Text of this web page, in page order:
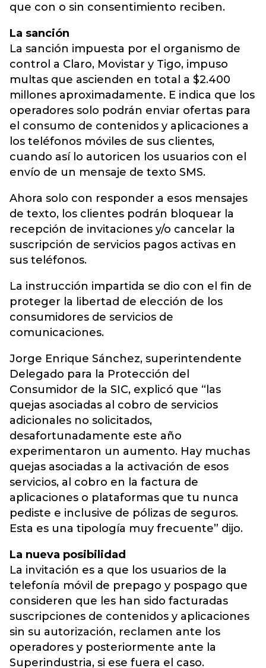
que con o sin consentimiento reciben.
La sanción
La sanción impuesta por el organismo de
control a Claro, Movistar y Tigo, impuso
multas que ascienden en total a $2.400
millones aproximadamente. E indica que los
operadores solo podrán enviar ofertas para
el consumo de contenidos y aplicaciones a
los teléfonos móviles de sus clientes,
cuando así lo autoricen los usuarios con el
envío de un mensaje de texto SMS.
Ahora solo con responder a esos mensajes
de texto, los clientes podrán bloquear la
recepción de invitaciones y/o cancelar la
suscripción de servicios pagos activas en
sus teléfonos.
La instrucción impartida se dio con el fin de
proteger la libertad de elección de los
consumidores de servicios de
comunicaciones.
Jorge Enrique Sánchez, superintendente
Delegado para la Protección del
Consumidor de la SIC, explicó que “las
quejas asociadas al cobro de servicios
adicionales no solicitados,
desafortunadamente este año
experimentaron un aumento. Hay muchas
quejas asociadas a la activación de esos
servicios, al cobro en la factura de
aplicaciones o plataformas que tu nunca
pediste e inclusive de pólizas de seguros.
Esta es una tipología muy frecuente” dijo.
La nueva posibilidad
La invitación es a que los usuarios de la
telefonía móvil de prepago y pospago que
consideren que les han sido facturadas
suscripciones de contenidos y aplicaciones
sin su autorización, reclamen ante los
operadores y posteriormente ante la
Superindustria, si ese fuera el caso.